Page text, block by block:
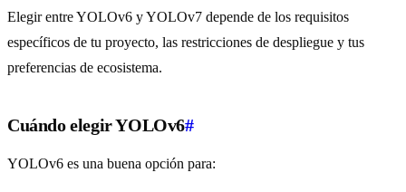
Elegir entre YOLOv6 y YOLOv7 depende de los requisitos
específicos de tu proyecto, las restricciones de despliegue y tus
preferencias de ecosistema.
Cuándo elegir YOLOv6#
YOLOv6 es una buena opción para: